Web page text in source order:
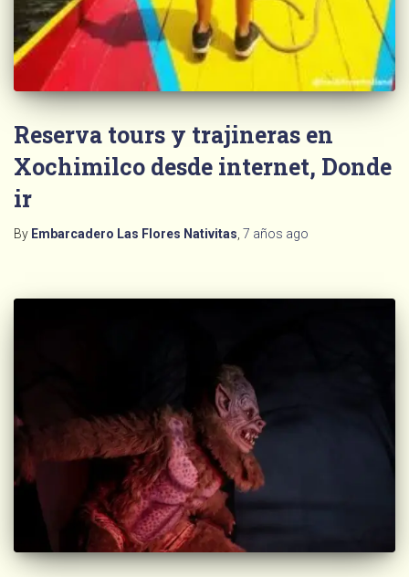
Reserva tours y trajineras en
Xochimilco desde internet, Donde
ir
By Embarcadero Las Flores Nativitas 7 años ago